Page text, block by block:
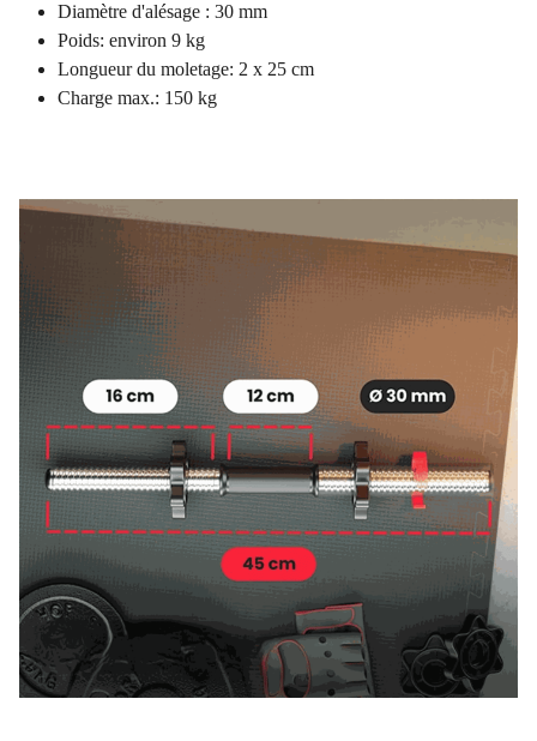
Diamètre d'alésage : 30 mm
Poids: environ 9 kg
Longueur du moletage: 2 x 25 cm
Charge max.: 150 kg